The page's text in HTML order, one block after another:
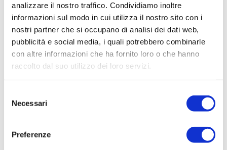
analizzare il nostro traffico. Condividiamo inoltre
informazioni sul modo in cui utilizza il nostro sito con i
nostri partner che si occupano di analisi dei dati web,
pubblicità e social media, i quali potrebbero combinarle
con altre informazioni che ha fornito loro o che hanno
raccolto dal suo utilizzo dei loro servizi.
delNecessari
Preferenze
Oggetto:
ATTIVITA' NECESSARIE ED URGENTI DI PULIZIA
SOLLEVAMENTI FOGNARI E TRASPORTO
FANGHI C/O IMPIANTI DI DEPURAZIONE- AREA
EX PROVINCIA DI GORIZIA
Aziendale per Lavori Servizi e Forniture